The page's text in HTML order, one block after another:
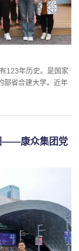
123年历史。是国家
部省合建大学。近年
推...
——康众集团党